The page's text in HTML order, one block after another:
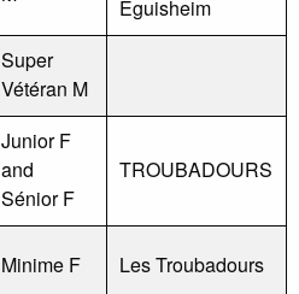
Eguisheim
Super
Vétéran M
Junior F
and
Sénior F
TROUBADOURS
Minime F Les Troubadours